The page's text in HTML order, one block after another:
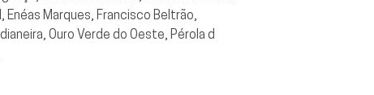
Marques, Francisco Beltrão,
Ouro Verde do Oeste, Pérola d